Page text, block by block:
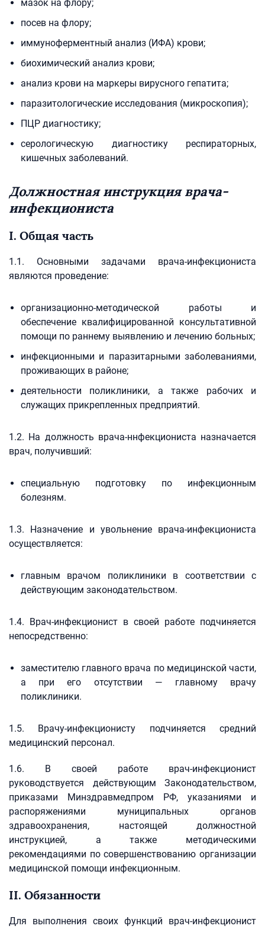
мазок на флору;
посев на флору;
иммуноферментный анализ (ИФА) крови;
биохимический анализ крови;
анализ крови на маркеры вирусного гепатита;
паразитологические исследования (микроскопия);
ПЦР диагностику;
серологическую диагностику респираторных,
кишечных заболеваний.
Должностная инструкция врача-
инфекциониста
I. Общая часть
1.1. Основными задачами врача-инфекциониста
являются проведение:
организационно-методической работы и
обеспечение квалифицированной консультативной
помощи по раннему выявлению и лечению больных;
инфекционными и паразитарными заболеваниями,
проживающих в районе;
деятельности поликлиники, а также рабочих и
служащих прикрепленных предприятий.
1.2. На должность врача-ннфекциониста назначается
врач, получивший:
специальную подготовку по инфекционным
болезням.
1.3. Назначение и увольнение врача-инфекциониста
осуществляется:
главным врачом поликлиники в соответствии с
действующим законодательством.
1.4. Врач-инфекционист в своей работе подчиняется
непосредственно:
заместителю главного врача по медицинской части,
а при его отсутствии — главному врачу
поликлиники.
1.5. Врачу-инфекционисту подчиняется средний
медицинский персонал.
1.6. В своей работе врач-инфекционист
руководствуется действующим Законодательством,
приказами Минздравмедпром РФ, указаниями и
распоряжениями муниципальных органов
здравоохранения, настоящей должностной
инструкцией, а также методическими
рекомендациями по совершенствованию организации
медицинской помощи инфекционным.
II. Обязанности
Для выполнения своих функций врач-инфекционист